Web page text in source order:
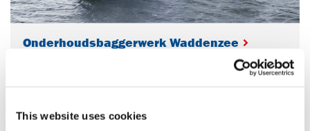
This website uses cookies
Onderhoudsbaggerwerk Waddenzee